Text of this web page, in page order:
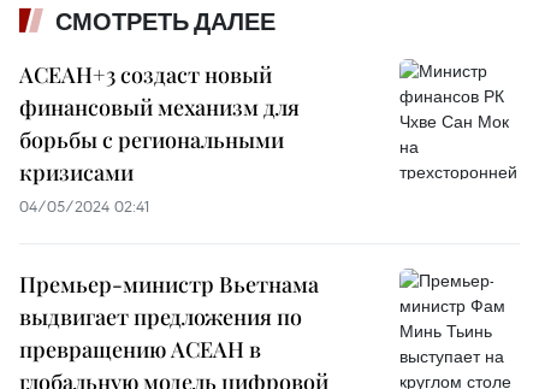
СМОТРЕТЬ ДАЛЕЕ
АСЕАН+3 создаст новый
финансовый механизм для
борьбы с региональными
кризисами
04/05/2024 02:41
Премьер-министр Вьетнама
выдвигает предложения по
превращению АСЕАН в
глобальную модель цифровой